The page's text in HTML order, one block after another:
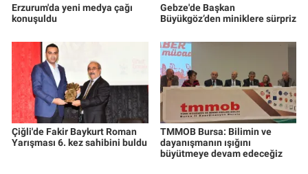
Erzurum'da yeni medya çağı
konuşuldu
Gebze'de Başkan
Büyükgöz’den miniklere sürpriz
Çiğli'de Fakir Baykurt Roman
Yarışması 6. kez sahibini buldu
TMMOB Bursa: Bilimin ve
dayanışmanın ışığını
büyütmeye devam edeceğiz